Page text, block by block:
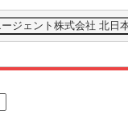
ージェント株式会社 北日